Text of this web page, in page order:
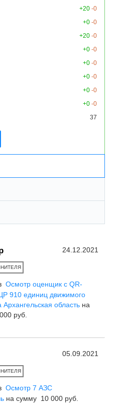
+20 -0
+0 -0
+20 -0
+0 -0
+0 -0
+0 -0
+0 -0
+0 -0
37
24.12.2021
Осмотр оценщик с QR-
910 единиц движимого
область на
руб.
05.09.2021
Осмотр 7 АЗС
на сумму 10 000 руб.